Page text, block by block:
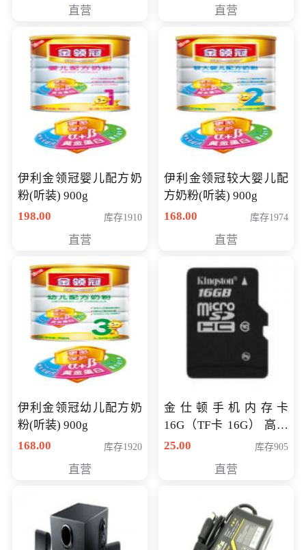
直营 直营
伊利金领冠婴儿配方奶
粉(听装) 900g
198.00
库存1910
直营
伊利金领冠较大婴儿配
方奶粉(听装) 900g
168.00
库存1974
直营
伊利金领冠幼儿配方奶
粉(听装) 900g
168.00
库存1920
直营
金仕顿手机内存卡
16G（TF卡 16G） 高速
卡 CLASS 10
25.00 库存905
直营